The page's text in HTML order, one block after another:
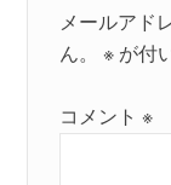
メールアド
ん。
※ が付
コメント※